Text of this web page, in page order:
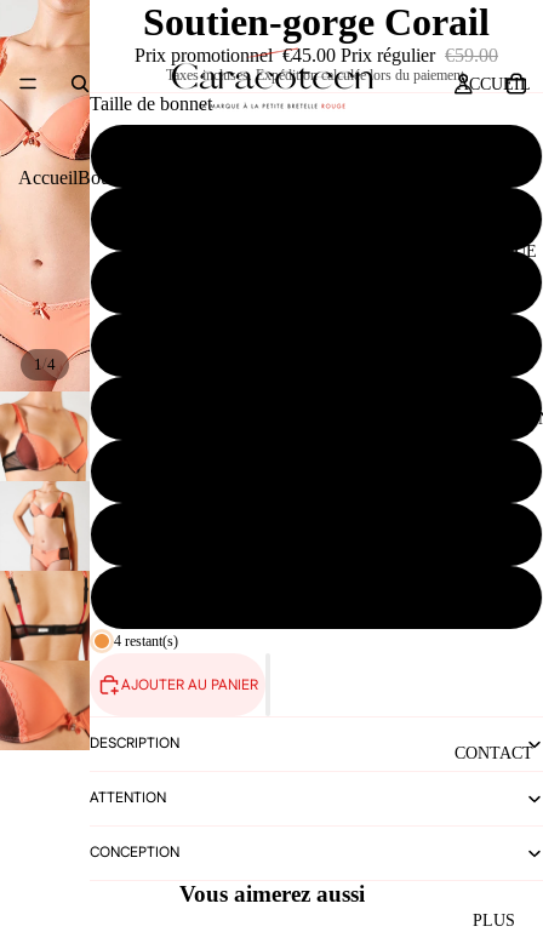
ACCUEIL
BOUTIQUE
CONTACT
PLUS
AccueilBoutique
1/4
Soutien-gorge Corail
Prix promotionnel €45.00 Prix régulier €59.00
Taxes incluses. Expédition calculée lors du paiement.
Taille de bonnet
4 restant(s)
AJOUTER AU PANIER
DESCRIPTION
ATTENTION
CONCEPTION
Vous aimerez aussi